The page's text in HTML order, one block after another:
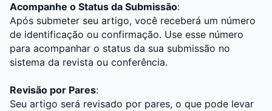
Acompanhe o Status da Submissão:
Após submeter seu artigo, você receberá um número
de identificação ou confirmação. Use esse número
para acompanhar o status da sua submissão no
sistema da revista ou conferência.
Revisão por Pares:
Seu artigo será revisado por pares, o que pode levar